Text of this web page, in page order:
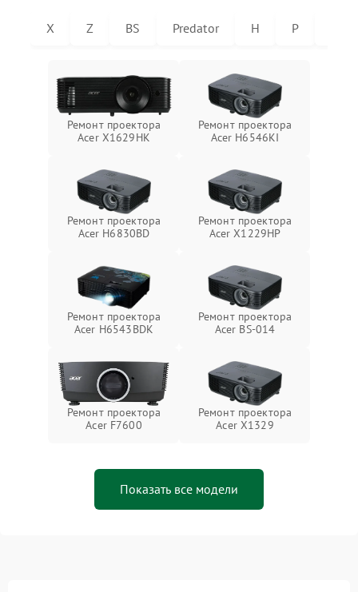
X Z BS Predator H P
Ремонт проектора
Acer X1629HK
Ремонт проектора
Acer H6546KI
Ремонт проектора
Acer H6830BD
Ремонт проектора
Acer X1229HP
Ремонт проектора
Acer H6543BDK
Ремонт проектора
Acer BS-014
Ремонт проектора
Acer F7600
Ремонт проектора
Acer X1329
Показать все модели